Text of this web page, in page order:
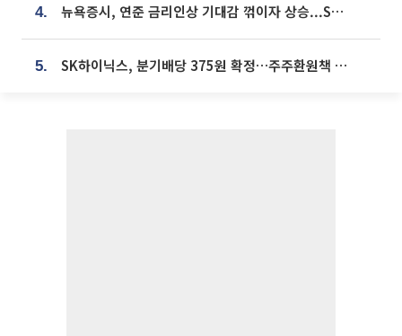
4. 뉴욕증시, 연준 금리인상 기대감 꺾이자 상승...S&P500 사상 최고치 [종합]
5. SK하이닉스, 분기배당 375원 확정…주주환원책 9월로 앞당겨 발표